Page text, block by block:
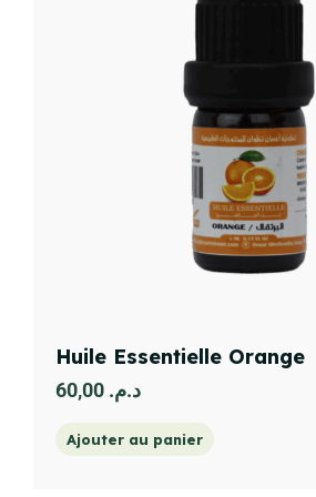
Huile Essentielle Orange
د.م.
Ajouter au panier